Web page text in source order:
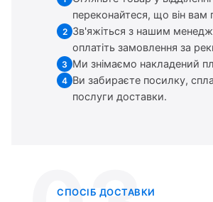
переконайтеся, що він вам
2 Зв'яжіться з нашим
оплатіть замовлення за
3 Ми знімаємо накладений
4 Ви забираєте посилку,
послуги доставки.
СПОСІБ ДОСТАВКИ